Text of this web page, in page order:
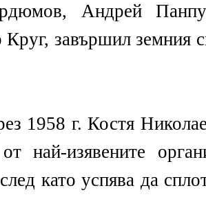
Андрей
Круг, завършил земния
1958 г. Костя
най-изявените
като успява да